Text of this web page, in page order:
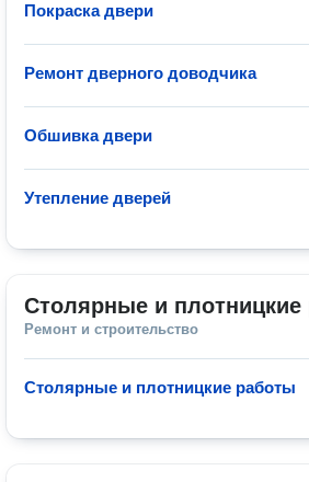
Покраска двери
Ремонт дверного доводчика
Обшивка двери
Утепление дверей
Столярные и плотницкие
Ремонт и строительство
Столярные и плотницкие работы